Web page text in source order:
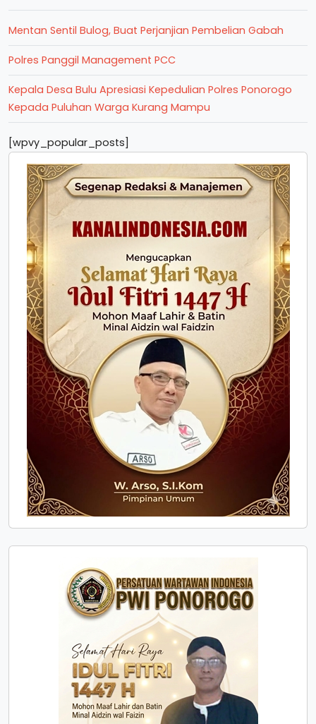
Mentan Sentil Bulog, Buat Perjanjian Pembelian Gabah
Polres Panggil Management PCC
Kepala Desa Bulu Apresiasi Kepedulian Polres Ponorogo
Kepada Puluhan Warga Kurang Mampu
[wpvy_popular_posts]